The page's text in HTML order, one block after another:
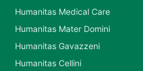
Humanitas Medical Care
Humanitas Mater Domini
Humanitas Gavazzeni
Humanitas Cellini